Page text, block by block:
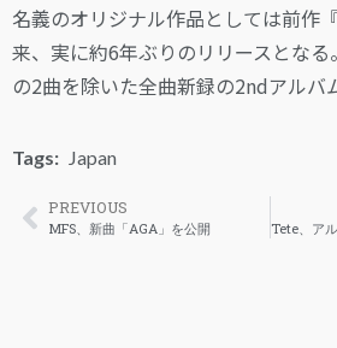
名義のオリジナル作品としては前作
来、実に約6年ぶりのリリースとな
の2曲を除いた全曲新録の2ndアルバ
Tags: Japan
PREVIOUS
MFS、新曲「AGA」を公開